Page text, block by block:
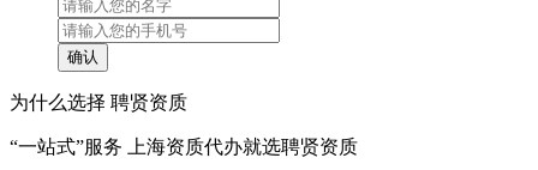
为什么选择 聘贤资质
“一站式”服务 上海资质代办就选聘贤资质